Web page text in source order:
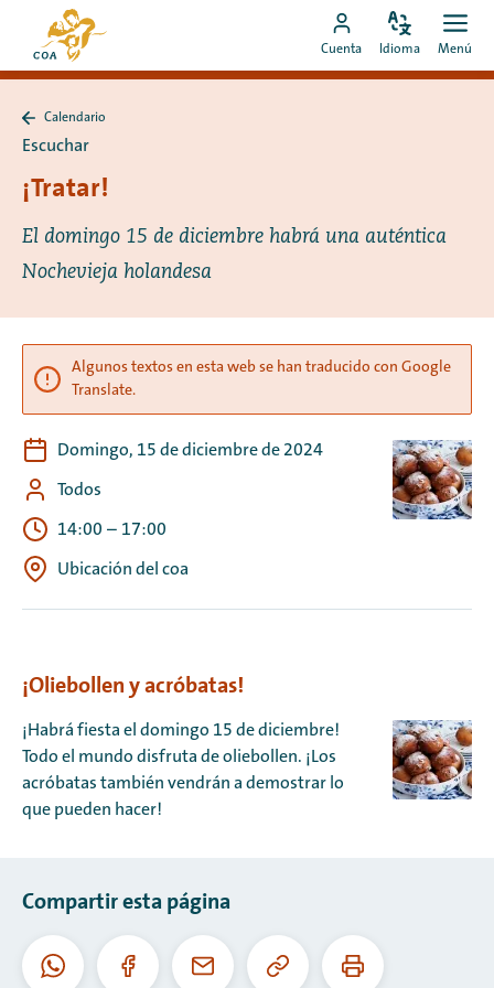
directamente
al la
de
inicio
de
MyCOA
Ir
a
Cuenta
Configura
idioma
Idioma Menú
a
Calendario
Escuchar
¡Tratar!
El domingo 15 de diciembre habrá una auténtica
Nochevieja holandesa
Algunos textos en esta web se han traducido con Google
Translate.
Domingo, 15 de diciembre de 2024
Todos
14:00 – 17:00
Ubicación del coa
¡Oliebollen y acróbatas!
¡Habrá fiesta el domingo 15 de diciembre!
Todo el mundo disfruta de oliebollen. ¡Los
acróbatas también vendrán a demostrar lo
que pueden hacer!
Compartir esta página
WhatsAppFacebookCorreo
Copiar
Imprimir